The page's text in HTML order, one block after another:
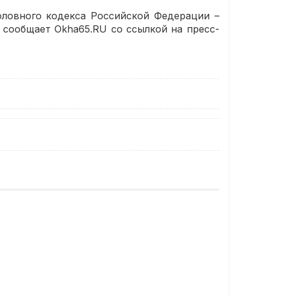
кодекса Российской Федерации –
Okha65.RU со ссылкой на пресс-